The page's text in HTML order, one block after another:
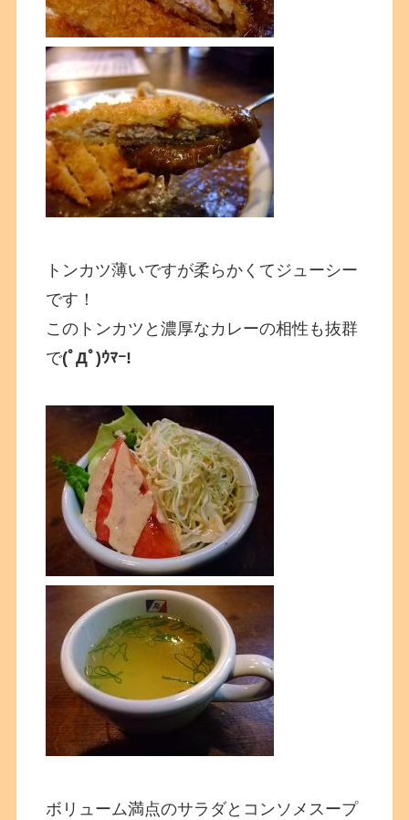
トンカツ薄いですが柔らかくてジューシー
です！
このトンカツと濃厚なカレーの相性も抜群
で(ﾟДﾟ)ｳﾏｰ!
ボリューム満点のサラダとコンソメスープ